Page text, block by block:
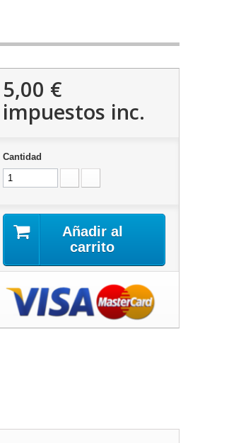
5,00 €
impuestos inc.
Cantidad
Añadir al
carrito